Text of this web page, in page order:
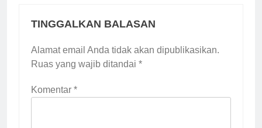
TINGGALKAN BALASAN
Alamat email Anda tidak akan dipublikasikan.
Ruas yang wajib ditandai *
Komentar *